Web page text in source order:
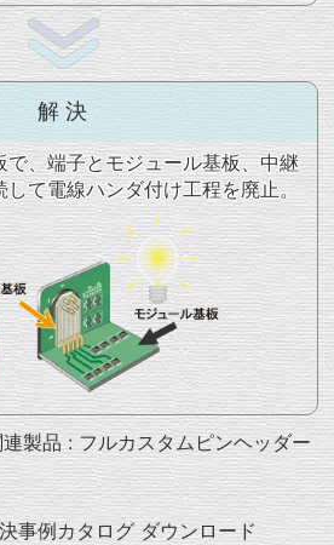
解 決
で、端子とモジュール基板、中継
して電線ハンダ付け工程を廃止。
製品 : フルカスタムピンヘッダー
事例カタログ ダウンロード